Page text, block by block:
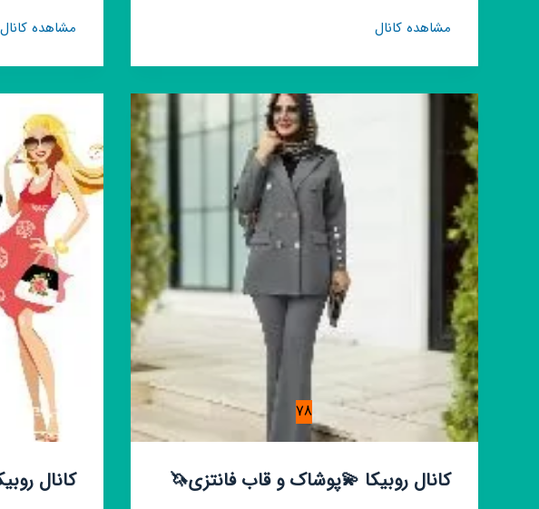
مشاهده کانالکانال
روشا
مشاهده کانال
78
کانال روبیکا 💫پوشاک و قاب فانتزی🦄 کانال